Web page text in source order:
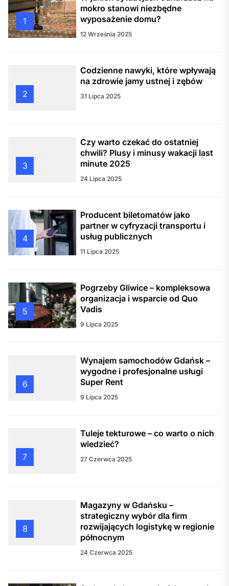
1
mokro stanowi niezbędne
wyposażenie domu?
12 Września 2025
2
Codzienne nawyki, które wpływają
na zdrowie jamy ustnej i zębów
31 Lipca 2025
3
Czy warto czekać do ostatniej
chwili? Plusy i minusy wakacji last
minute 2025
24 Lipca 2025
4
Producent biletomatów jako
partner w cyfryzacji transportu i
usług publicznych
11 Lipca 2025
5
Pogrzeby Gliwice – kompleksowa
organizacja i wsparcie od Quo
Vadis
9 Lipca 2025
6
Wynajem samochodów Gdańsk –
wygodne i profesjonalne usługi
Super Rent
9 Lipca 2025
7
Tuleje tekturowe – co warto o nich
wiedzieć?
27 Czerwca 2025
8
Magazyny w Gdańsku –
strategiczny wybór dla firm
rozwijających logistykę w regionie
północnym
24 Czerwca 2025